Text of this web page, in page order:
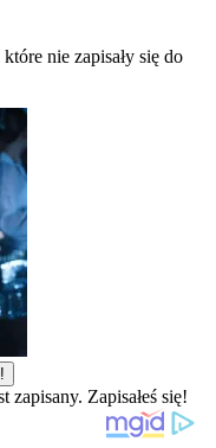
nie zapisały się do
zapisany. Zapisałeś się!